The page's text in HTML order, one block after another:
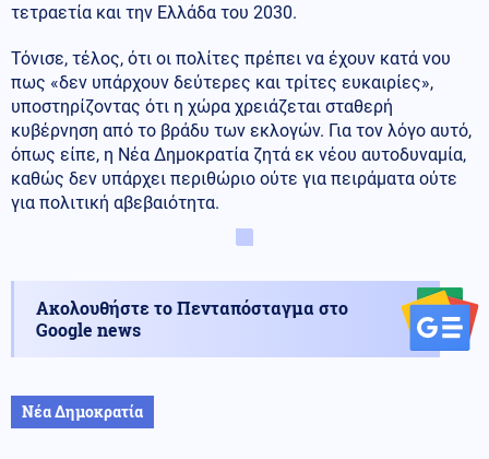
τετραετία και την Ελλάδα του 2030.
Τόνισε, τέλος, ότι οι πολίτες πρέπει να έχουν κατά νου
πως «δεν υπάρχουν δεύτερες και τρίτες ευκαιρίες»,
υποστηρίζοντας ότι η χώρα χρειάζεται σταθερή
κυβέρνηση από το βράδυ των εκλογών. Για τον λόγο αυτό,
όπως είπε, η Νέα Δημοκρατία ζητά εκ νέου αυτοδυναμία,
καθώς δεν υπάρχει περιθώριο ούτε για πειράματα ούτε
για πολιτική αβεβαιότητα.
Ακολουθήστε το Πενταπόσταγμα στο
Google news
Νέα Δημοκρατία